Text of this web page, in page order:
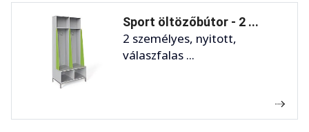
Sport öltözőbútor - 2 ...
2 személyes, nyitott,
válaszfalas ...